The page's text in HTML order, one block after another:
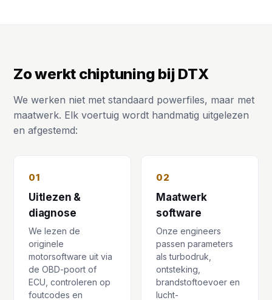
Zo werkt chiptuning bij DTX
We werken niet met standaard powerfiles, maar met
maatwerk. Elk voertuig wordt handmatig uitgelezen
en afgestemd:
01
Uitlezen &
diagnose
We lezen de
originele
motorsoftware uit via
de OBD-poort of
ECU, controleren op
foutcodes en
02
Maatwerk
software
Onze engineers
passen parameters
als turbodruk,
ontsteking,
brandstoftoevoer en
lucht-